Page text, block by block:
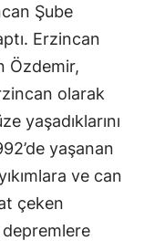
Şube
Erzincan
Özdemir,
olarak
yaşadıklarını
yaşanan
ve can
çeken